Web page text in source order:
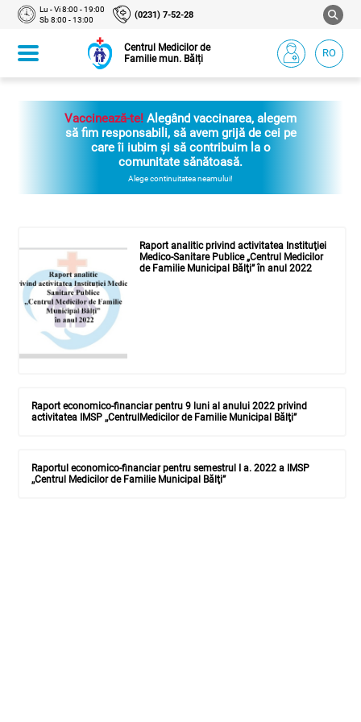
Lu - Vi 8:00 - 19:00
Sb 8:00 - 13:00
(0231) 7-52-28
Centrul Medicilor de
Familie mun. Bălți
RO
Vaccinează-te! Alegând vaccinarea, alegem
să fim responsabili, să avem grijă de cei pe
care îi iubim și să contribuim la o
comunitate sănătoasă.
Alege continuitatea neamului!
Raport analitic privind activitatea Instituţiei
Medico-Sanitare Publice „Centrul Medicilor
de Familie Municipal Bălţi” în anul 2022
Raport economico-financiar pentru 9 luni al anului 2022 privind
activitatea IMSP ,,CentrulMedicilor de Familie Municipal Bălţi”
Raportul economico-financiar pentru semestrul I a. 2022 a IMSP
,,Centrul Medicilor de Familie Municipal Bălţi”